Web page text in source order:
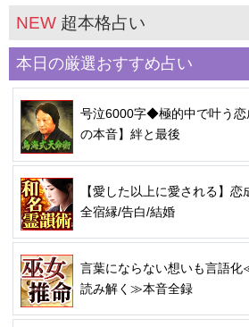
NEW 超本格占い
本日の厳選おすすめ占い
号泣6000字◆極的中で叶う恋
の本音】絆と最後
【愛した以上に愛される】
全宿縁/告白/結婚
言葉にならない想いも言語化
読み解く≫本音全録